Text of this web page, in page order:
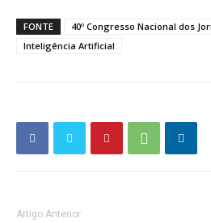
FONTE
40º Congresso Nacional dos
Inteligência Artificial
Artigo Anterior